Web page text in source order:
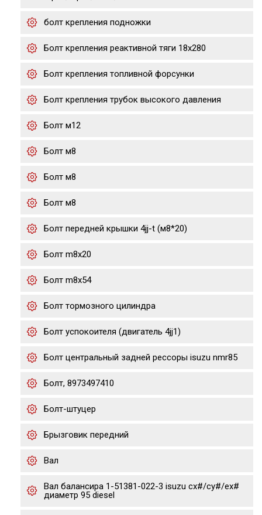
болт крепления подножки
Болт крепления реактивной тяги 18x280
Болт крепления топливной форсунки
Болт крепления трубок высокого давления
Болт м12
Болт м8
Болт м8
Болт м8
Болт передней крышки 4jj-t (м8*20)
Болт m8x20
Болт m8x54
Болт тормозного цилиндра
Болт успокоителя (двигатель 4jj1)
Болт центральный задней рессоры isuzu nmr85
Болт, 8973497410
Болт-штуцер
Брызговик передний
Вал
Вал балансира 1-51381-022-3 isuzu cx#/cy#/ex#
диаметр 95 diesel